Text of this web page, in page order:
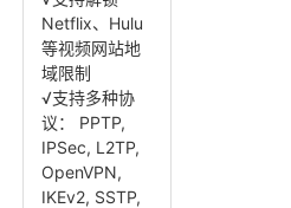
Netflix、Hulu
等视频网站地
域限制
√支持多种协
议： PPTP,
IPSec, L2TP,
OpenVPN,
IKEv2, SSTP,